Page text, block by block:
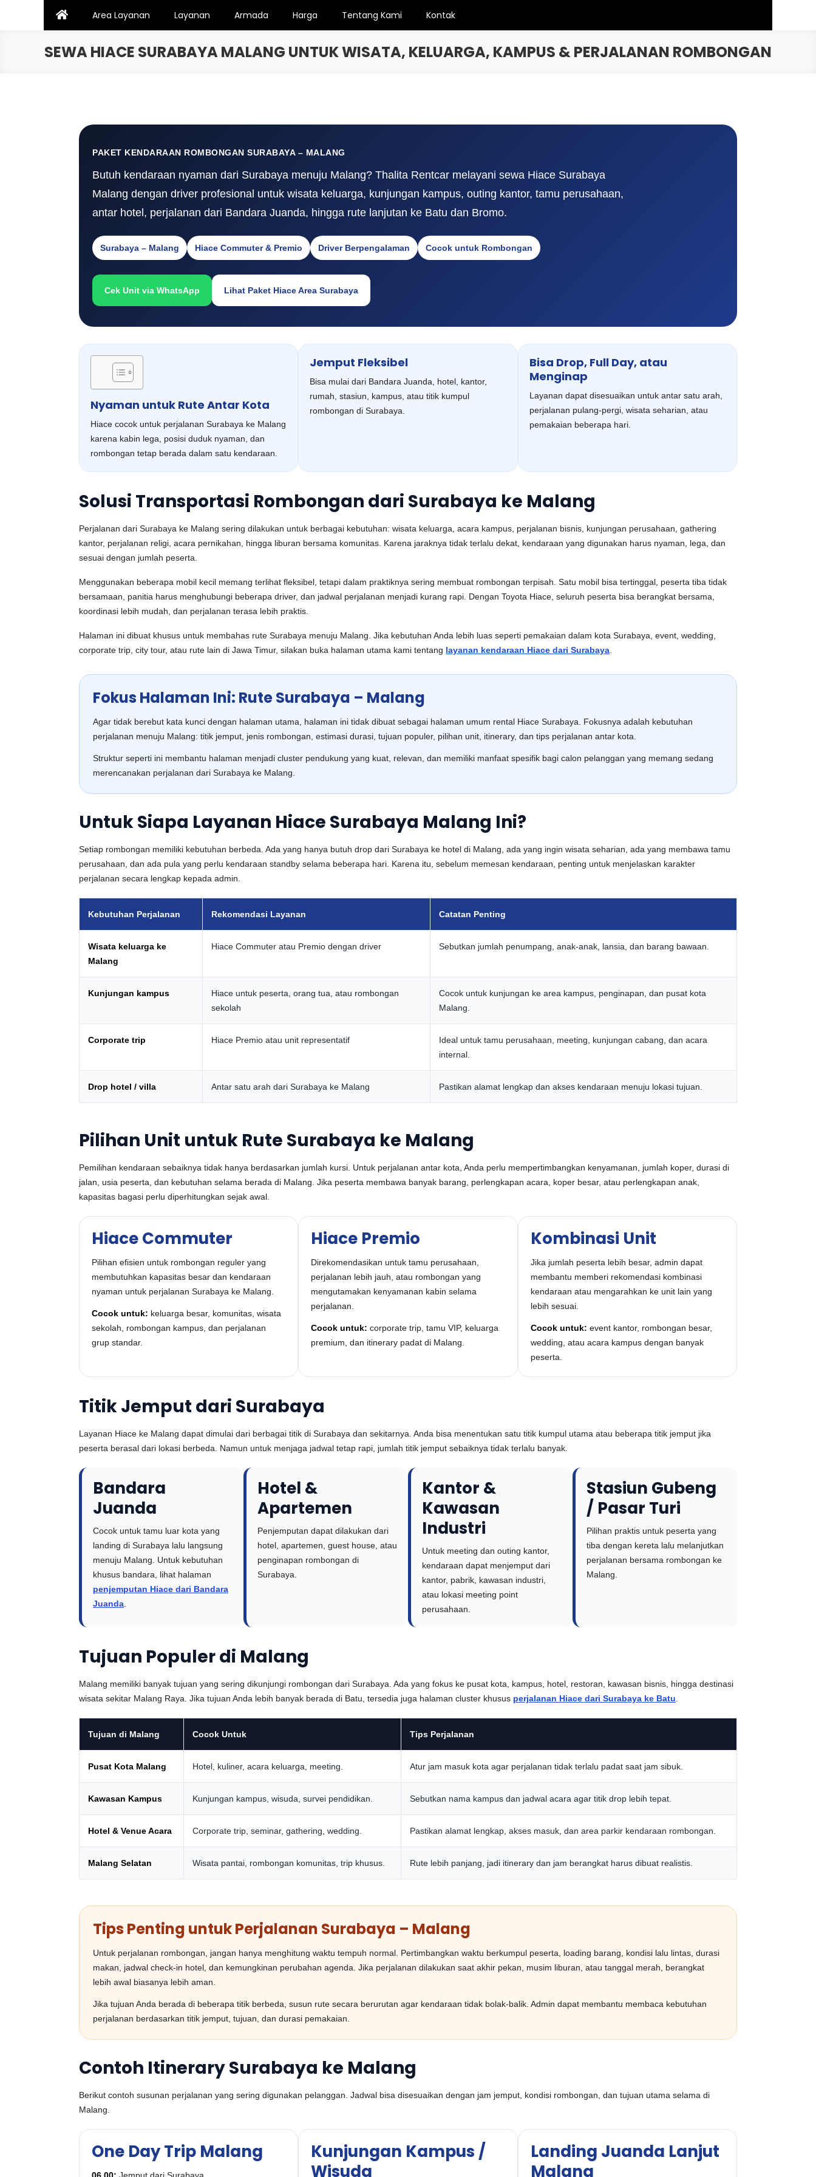
Area Layanan Layanan Armada Harga Tentang Kami Kontak
SEWA HIACE SURABAYA MALANG UNTUK WISATA, KELUARGA, KAMPUS & PERJALANAN ROMBONGAN
PAKET KENDARAAN ROMBONGAN SURABAYA – MALANG
Butuh kendaraan nyaman dari Surabaya menuju Malang? Thalita Rentcar melayani sewa Hiace Surabaya
Malang dengan driver profesional untuk wisata keluarga, kunjungan kampus, outing kantor, tamu perusahaan,
antar hotel, perjalanan dari Bandara Juanda, hingga rute lanjutan ke Batu dan Bromo.
Surabaya – Malang Hiace Commuter & Premio Driver Berpengalaman Cocok untuk Rombongan
Cek Unit via WhatsApp Lihat Paket Hiace Area Surabaya
Nyaman untuk Rute Antar Kota
Hiace cocok untuk perjalanan Surabaya ke Malang
karena kabin lega, posisi duduk nyaman, dan
rombongan tetap berada dalam satu kendaraan.
Jemput Fleksibel
Bisa mulai dari Bandara Juanda, hotel, kantor,
rumah, stasiun, kampus, atau titik kumpul
rombongan di Surabaya.
Bisa Drop, Full Day, atau
Menginap
Layanan dapat disesuaikan untuk antar satu arah,
perjalanan pulang-pergi, wisata seharian, atau
pemakaian beberapa hari.
Solusi Transportasi Rombongan dari Surabaya ke Malang
Perjalanan dari Surabaya ke Malang sering dilakukan untuk berbagai kebutuhan: wisata keluarga, acara kampus, perjalanan bisnis, kunjungan perusahaan, gathering
kantor, perjalanan religi, acara pernikahan, hingga liburan bersama komunitas. Karena jaraknya tidak terlalu dekat, kendaraan yang digunakan harus nyaman, lega, dan
sesuai dengan jumlah peserta.
Menggunakan beberapa mobil kecil memang terlihat fleksibel, tetapi dalam praktiknya sering membuat rombongan terpisah. Satu mobil bisa tertinggal, peserta tiba tidak
bersamaan, panitia harus menghubungi beberapa driver, dan jadwal perjalanan menjadi kurang rapi. Dengan Toyota Hiace, seluruh peserta bisa berangkat bersama,
koordinasi lebih mudah, dan perjalanan terasa lebih praktis.
Halaman ini dibuat khusus untuk membahas rute Surabaya menuju Malang. Jika kebutuhan Anda lebih luas seperti pemakaian dalam kota Surabaya, event, wedding,
corporate trip, city tour, atau rute lain di Jawa Timur, silakan buka halaman utama kami tentang layanan kendaraan Hiace dari Surabaya
Fokus Halaman Ini: Rute Surabaya – Malang
Agar tidak berebut kata kunci dengan halaman utama, halaman ini tidak dibuat sebagai halaman umum rental Hiace Surabaya. Fokusnya adalah kebutuhan
perjalanan menuju Malang: titik jemput, jenis rombongan, estimasi durasi, tujuan populer, pilihan unit, itinerary, dan tips perjalanan antar kota.
Struktur seperti ini membantu halaman menjadi cluster pendukung yang kuat, relevan, dan memiliki manfaat spesifik bagi calon pelanggan yang memang sedang
merencanakan perjalanan dari Surabaya ke Malang.
Untuk Siapa Layanan Hiace Surabaya Malang Ini?
Setiap rombongan memiliki kebutuhan berbeda. Ada yang hanya butuh drop dari Surabaya ke hotel di Malang, ada yang ingin wisata seharian, ada yang membawa tamu
perusahaan, dan ada pula yang perlu kendaraan standby selama beberapa hari. Karena itu, sebelum memesan kendaraan, penting untuk menjelaskan karakter
perjalanan secara lengkap kepada admin.
Kebutuhan Perjalanan Rekomendasi Layanan Catatan Penting
Wisata keluarga ke
Malang
Hiace Commuter atau Premio dengan driver Sebutkan jumlah penumpang, anak-anak, lansia, dan barang bawaan.
Kunjungan kampus
Hiace untuk peserta, orang tua, atau rombongan
sekolah
Cocok untuk kunjungan ke area kampus, penginapan, dan pusat kota
Malang.
Corporate trip Hiace Premio atau unit representatif
Ideal untuk tamu perusahaan, meeting, kunjungan cabang, dan acara
internal.
Drop hotel / villa Antar satu arah dari Surabaya ke Malang Pastikan alamat lengkap dan akses kendaraan menuju lokasi tujuan.
Pilihan Unit untuk Rute Surabaya ke Malang
Pemilihan kendaraan sebaiknya tidak hanya berdasarkan jumlah kursi. Untuk perjalanan antar kota, Anda perlu mempertimbangkan kenyamanan, jumlah koper, durasi di
jalan, usia peserta, dan kebutuhan selama berada di Malang. Jika peserta membawa banyak barang, perlengkapan acara, koper besar, atau perlengkapan anak,
kapasitas bagasi perlu diperhitungkan sejak awal.
Hiace Commuter
Pilihan efisien untuk rombongan reguler yang
membutuhkan kapasitas besar dan kendaraan
nyaman untuk perjalanan Surabaya ke Malang.
Cocok untuk: keluarga besar, komunitas, wisata
sekolah, rombongan kampus, dan perjalanan
grup standar.
Hiace Premio
Direkomendasikan untuk tamu perusahaan,
perjalanan lebih jauh, atau rombongan yang
mengutamakan kenyamanan kabin selama
perjalanan.
Cocok untuk: corporate trip, tamu VIP, keluarga
premium, dan itinerary padat di Malang.
Kombinasi Unit
Jika jumlah peserta lebih besar, admin dapat
membantu memberi rekomendasi kombinasi
kendaraan atau mengarahkan ke unit lain yang
lebih sesuai.
Cocok untuk: event kantor, rombongan besar,
wedding, atau acara kampus dengan banyak
peserta.
Titik Jemput dari Surabaya
Layanan Hiace ke Malang dapat dimulai dari berbagai titik di Surabaya dan sekitarnya. Anda bisa menentukan satu titik kumpul utama atau beberapa titik jemput jika
peserta berasal dari lokasi berbeda. Namun untuk menjaga jadwal tetap rapi, jumlah titik jemput sebaiknya tidak terlalu banyak.
Bandara
Juanda
Cocok untuk tamu luar kota yang
landing di Surabaya lalu langsung
menuju Malang. Untuk kebutuhan
khusus bandara, lihat halaman
penjemputan Hiace dari Bandara
Juanda
Hotel &
Apartemen
Penjemputan dapat dilakukan dari
hotel, apartemen, guest house, atau
penginapan rombongan di
Surabaya.
Kantor &
Kawasan
Industri
Untuk meeting dan outing kantor,
kendaraan dapat menjemput dari
kantor, pabrik, kawasan industri,
atau lokasi meeting point
perusahaan.
Stasiun Gubeng
/ Pasar Turi
Pilihan praktis untuk peserta yang
tiba dengan kereta lalu melanjutkan
perjalanan bersama rombongan ke
Malang.
Tujuan Populer di Malang
Malang memiliki banyak tujuan yang sering dikunjungi rombongan dari Surabaya. Ada yang fokus ke pusat kota, kampus, hotel, restoran, kawasan bisnis, hingga destinasi
wisata sekitar Malang Raya. Jika tujuan Anda lebih banyak berada di Batu, tersedia juga halaman cluster khusus perjalanan Hiace dari Surabaya ke Batu
Tujuan di Malang Cocok Untuk Tips Perjalanan
Pusat Kota Malang Hotel, kuliner, acara keluarga, meeting. Atur jam masuk kota agar perjalanan tidak terlalu padat saat jam sibuk.
Kawasan Kampus Kunjungan kampus, wisuda, survei pendidikan. Sebutkan nama kampus dan jadwal acara agar titik drop lebih tepat.
Hotel & Venue Acara Corporate trip, seminar, gathering, wedding. Pastikan alamat lengkap, akses masuk, dan area parkir kendaraan rombongan.
Malang Selatan Wisata pantai, rombongan komunitas, trip khusus. Rute lebih panjang, jadi itinerary dan jam berangkat harus dibuat realistis.
Tips Penting untuk Perjalanan Surabaya – Malang
Untuk perjalanan rombongan, jangan hanya menghitung waktu tempuh normal. Pertimbangkan waktu berkumpul peserta, loading barang, kondisi lalu lintas, durasi
makan, jadwal check-in hotel, dan kemungkinan perubahan agenda. Jika perjalanan dilakukan saat akhir pekan, musim liburan, atau tanggal merah, berangkat
lebih awal biasanya lebih aman.
Jika tujuan Anda berada di beberapa titik berbeda, susun rute secara berurutan agar kendaraan tidak bolak-balik. Admin dapat membantu membaca kebutuhan
perjalanan berdasarkan titik jemput, tujuan, dan durasi pemakaian.
Contoh Itinerary Surabaya ke Malang
Berikut contoh susunan perjalanan yang sering digunakan pelanggan. Jadwal bisa disesuaikan dengan jam jemput, kondisi rombongan, dan tujuan utama selama di
Malang.
One Day Trip Malang
Kunjungan Kampus /
Wisuda
Landing Juanda Lanjut
Malang